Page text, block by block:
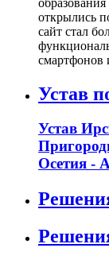
открылись
сайт стал
смартфонов
Устав
Устав
Осетия -